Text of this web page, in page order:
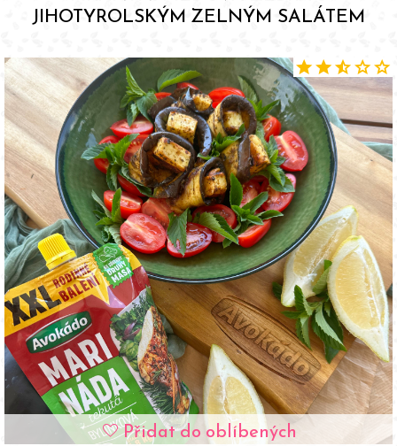
JIHOTYROLSKÝM ZELNÝM SALÁTEM
starstarstar_halfstarstar
favoritePřidat do oblíbených